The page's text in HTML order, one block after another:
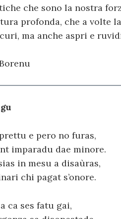
che sono la nostra
profonda, che a volte
ma anche aspri e
e pero no furas,
imparadu dae minore.
in mesu a disaùras,
chi pagat s’onore.
ca ses fatu gai,